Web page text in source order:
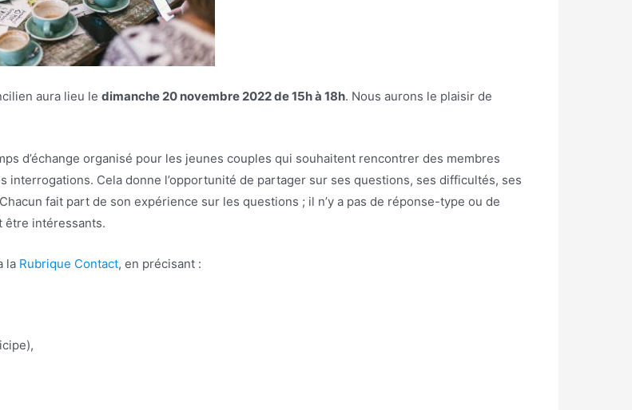
aura lieu le dimanche 20 novembre 2022 de 15h à 18h. Nous aurons le plaisir de
d’échange organisé pour les jeunes couples qui souhaitent rencontrer des membres
interrogations. Cela donne l’opportunité de partager sur ses questions, ses difficultés, ses
fait part de son expérience sur les questions ; il n’y a pas de réponse-type ou de
être intéressants.
la Rubrique Contact, en précisant :